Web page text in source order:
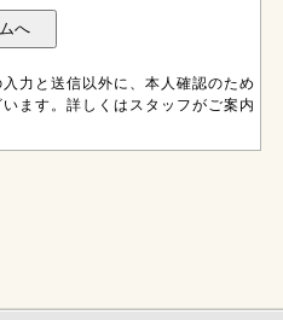
力と送信以外に、本人確認のため
ます。詳しくはスタッフがご案内